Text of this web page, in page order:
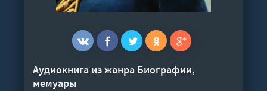
Аудиокнига из жанра Биографии,
мемуары